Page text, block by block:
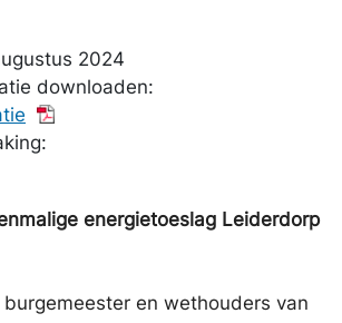
2024
downloaden:
energietoeslag Leiderdorp
en wethouders van